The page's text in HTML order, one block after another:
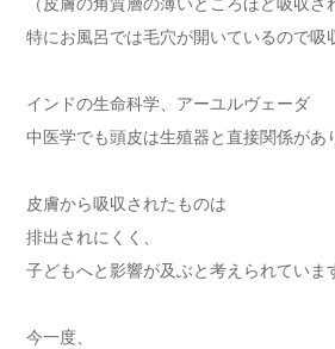
特にお風呂では毛穴が開いているので吸
インドの生命科学、アーユルヴェーダ
中医学でも頭皮は生殖器と直接関係があ
皮膚から吸収されたものは
排出されにくく、
子どもへと影響が及ぶと考えられていま
今一度、